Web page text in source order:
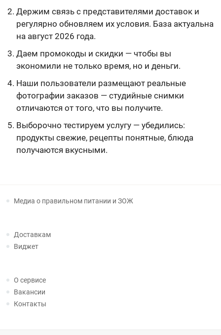
Держим связь с представителями доставок и
регулярно обновляем их условия. База актуальна
на август 2026 года.
Даем промокоды и скидки — чтобы вы
экономили не только время, но и деньги.
Наши пользователи размещают реальные
фотографии заказов — студийные снимки
отличаются от того, что вы получите.
Выборочно тестируем услугу — убедились:
продукты свежие, рецепты понятные, блюда
получаются вкусными.
Медиа о правильном питании и ЗОЖ
Доставкам
Виджет
О сервисе
Вакансии
Контакты